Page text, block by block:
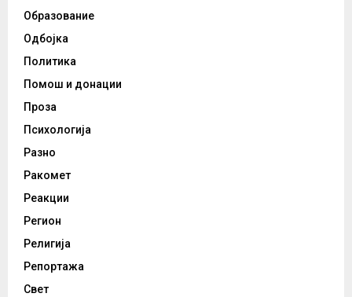
Образование
Одбојка
Политика
Помош и донации
Проза
Психологија
Разно
Ракомет
Реакции
Регион
Религија
Репортажа
Свет